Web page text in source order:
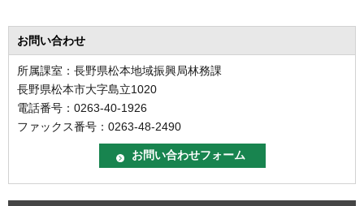
お問い合わせ
所属課室：長野県松本地域振興局林務課
長野県松本市大字島立1020
電話番号：0263-40-1926
ファックス番号：0263-48-2490